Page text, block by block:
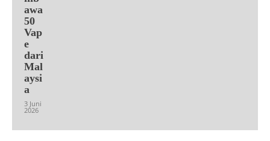
awa
50
Vap
e
dari
Mal
aysi
a
3 Juni
2026